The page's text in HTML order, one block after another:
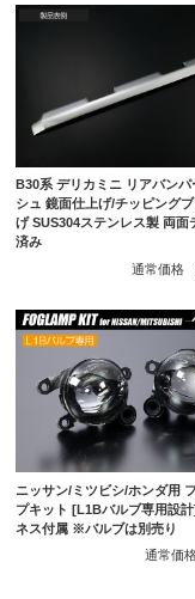
B30系 デリカミニ リアバンパ
シュ 鏡面仕上げ/チッピング
げ SUS304ステンレス製 両面
済み
通常価格
ニッサン/ミツビシ/ホンダ用
プキット [L1Bバルブ専用設
ネス付属 ※バルブは別売り
通常価